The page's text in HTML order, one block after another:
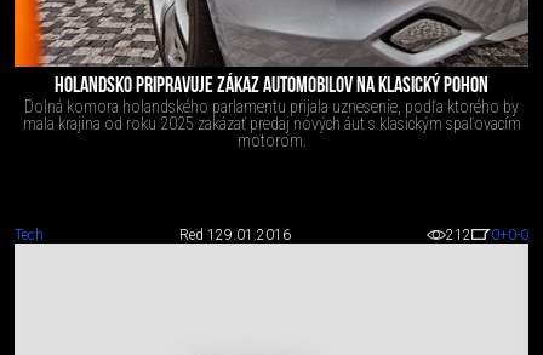
HOLANDSKO PRIPRAVUJE ZÁKAZ AUTOMOBILOV NA KLASICKÝ POHON
Dolná komora holandského parlamentu prijala uznesenie, podľa ktorého by
mala krajina od roku 2025 zakázať predaj nových áut s klasickým spaľovacím
motorom.
Tech Red 1 29.01.2016 212 0+0-0